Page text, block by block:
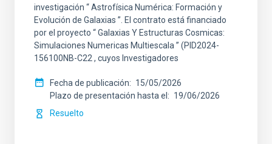
investigación “ Astrofísica Numérica: Formación y
Evolución de Galaxias ”. El contrato está financiado
por el proyecto “ Galaxias Y Estructuras Cosmicas:
Simulaciones Numericas Multiescala ” (PID2024-
156100NB-C22 , cuyos Investigadores
Fecha de publicación
15/05/2026
Plazo de presentación hasta el
19/06/2026
Resuelto